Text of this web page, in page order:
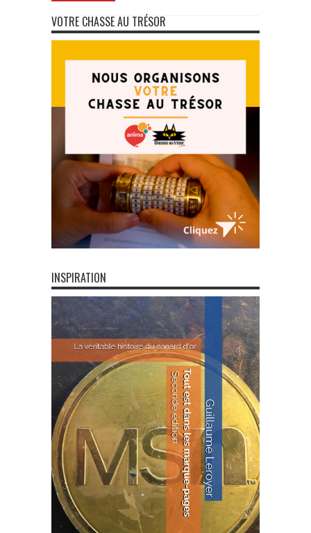
VOTRE CHASSE AU TRÉSOR
INSPIRATION